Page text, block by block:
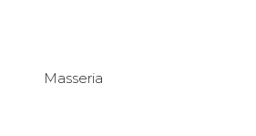
Masseria